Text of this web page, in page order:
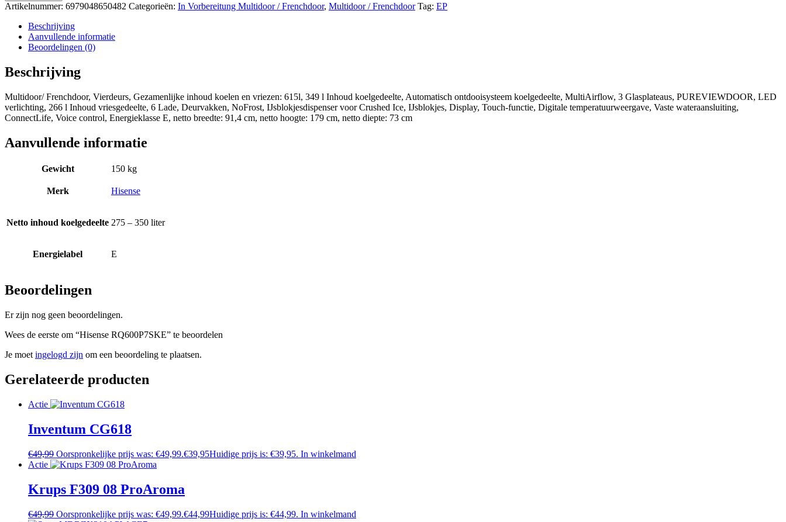
Artikelnummer: 6979048650482 Categorieën: In Vorbereitung Multidoor / Frenchdoor, Multidoor / Frenchdoor Tag: EP
Beschrijving
Aanvullende informatie
Beoordelingen (0)
Beschrijving
Multidoor/ Frenchdoor, Vierdeurs, Gezamenlijke inhoud koelen en vriezen: 615l, 349 l Inhoud koelgedeelte, Automatisch ontdooisysteem koelgedeelte, MultiAirflow, 3 Glasplateaus, PUREVIEWDOOR, LED
verlichting, 266 l Inhoud vriesgedeelte, 6 Lade, Deurvakken, NoFrost, IJsblokjesdispenser voor Crushed Ice, IJsblokjes, Display, Touch-functie, Digitale temperatuurweergave, Vaste wateraansluiting,
ConnectLife, Voice control, Energieklasse E, netto breedte: 91,4 cm, netto hoogte: 179 cm, netto diepte: 73 cm
Aanvullende informatie
Gewicht 150 kg
Merk Hisense
Netto inhoud koelgedeelte 275 – 350 liter
Energielabel E
Beoordelingen
Er zijn nog geen beoordelingen.
Wees de eerste om “Hisense RQ600P7SKE” te beoordelen
Je moet ingelogd zijn om een beoordeling te plaatsen.
Gerelateerde producten
Actie
Inventum CG618
€49,99 Oorspronkelijke prijs was: €49,99.€39,95Huidige prijs is: €39,95. In winkelmand
Actie
Krups F309 08 ProAroma
€49,99 Oorspronkelijke prijs was: €49,99.€44,99Huidige prijs is: €44,99. In winkelmand